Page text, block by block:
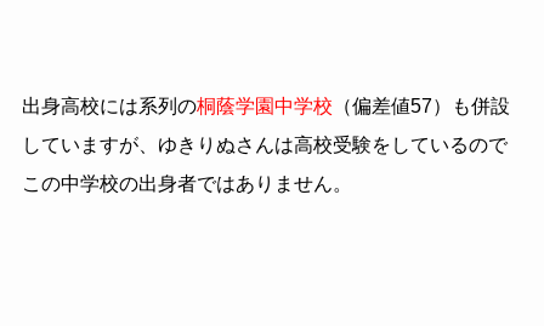
出身高校には系列の桐蔭学園中学校 （偏差値57）も併設
していますが、ゆきりぬさんは高校受験をしているので
この中学校の出身者ではありません。